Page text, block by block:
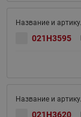
021H3595
021H3620